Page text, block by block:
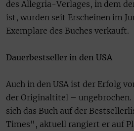
des Allegria-Verlages, in dem
ist, wurden seit Erscheinen im
Exemplare des Buches verkauft.
Dauerbestseller in den USA
Auch in den USA ist der Erfolg
der Originaltitel – ungebrochen.
sich das Buch auf der
Times", aktuell rangiert er auf